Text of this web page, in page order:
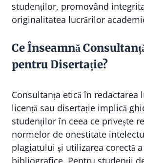
studenților, promovând
originalitatea lucrărilor
Ce Înseamnă
pentru Disertație?
Consultanța etică în redactarea
licență sau disertație implică
studenților în ceea ce privește
normelor de onestitate
plagiatului și utilizarea corectă
bibliografice. Pentru studenții